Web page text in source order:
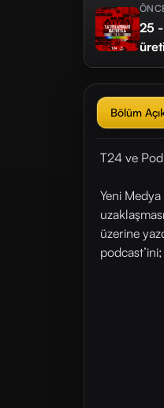
25
Bölüm
T24 ve
Yeni
üzerine